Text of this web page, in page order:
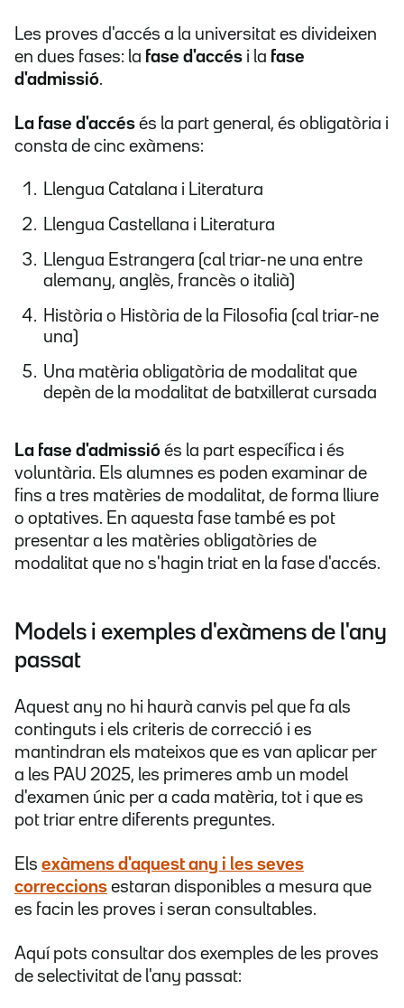
Les proves d'accés a la universitat es divideixen
en dues fases: la fase d'accés i la fase
d'admissió.
La fase d'accés és la part general, és obligatòria i
consta de cinc exàmens:
Llengua Catalana i Literatura
Llengua Castellana i Literatura
Llengua Estrangera (cal triar-ne una entre
alemany, anglès, francès o italià)
Història o Història de la Filosofia (cal triar-ne
una)
Una matèria obligatòria de modalitat que
depèn de la modalitat de batxillerat cursada
La fase d'admissió és la part específica i és
voluntària. Els alumnes es poden examinar de
fins a tres matèries de modalitat, de forma lliure
o optatives. En aquesta fase també es pot
presentar a les matèries obligatòries de
modalitat que no s'hagin triat en la fase d'accés.
Models i exemples d'exàmens de l'any
passat
Aquest any no hi haurà canvis pel que fa als
continguts i els criteris de correcció i es
mantindran els mateixos que es van aplicar per
a les PAU 2025, les primeres amb un model
d'examen únic per a cada matèria, tot i que es
pot triar entre diferents preguntes.
Els exàmens d'aquest any i les seves
correccions estaran disponibles a mesura que
es facin les proves i seran consultables.
Aquí pots consultar dos exemples de les proves
de selectivitat de l'any passat: